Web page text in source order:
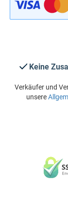
Keine
Verkäufer und
unsere